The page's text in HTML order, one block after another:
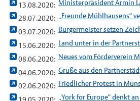
13.08.2020:
28.07.2020:
03.07.2020: Bürgermeister setzen
15.06.2020: Land unter in der
08.06.2020: Neues vom Förderverein
04.06.2020: Grüße aus den
02.06.2020:
„York for Europe“ denkt